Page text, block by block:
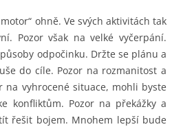
ohně. Ve svých aktivitách tak
Pozor však na velké vyčerpání.
odpočinku. Držte se plánu a
do cíle. Pozor na rozmanitost a
na vyhrocené situace, mohli byste
konfliktům. Pozor na překážky a
řešit bojem. Mnohem lepší bude